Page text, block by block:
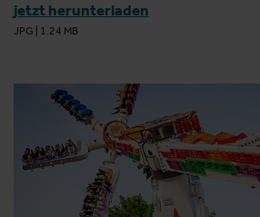
jetzt herunterladen
JPG 1.24 MB